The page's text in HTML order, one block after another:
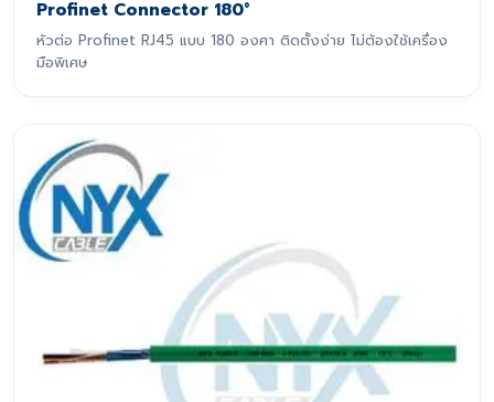
Profinet Connector 180°
หัวต่อ Profinet RJ45 แบบ 180 องศา ติดตั้งง่าย ไม่ต้องใช้เครื่อง
มือพิเศษ